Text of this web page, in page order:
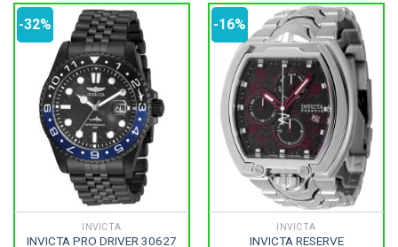
-32%
INVICTA
INVICTA PRO DRIVER 30627
-16%
INVICTA
INVICTA RESERVE